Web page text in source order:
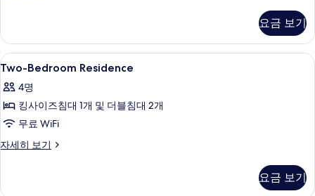
기
세
히
보
요금 보기
Two-
Bedroom
Residence
사
진
모
거실 공간 | 케이블 채널 시청이 가능한
2
Two-Bedroom Residence
4명
킹사이즈침대 1개 및 더블침대 2개
무료 WiFi
자세히 보기
Two-
요금 보기